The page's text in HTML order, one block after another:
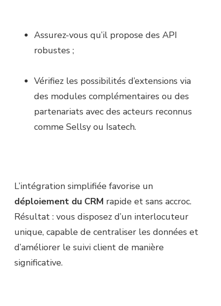
Assurez-vous qu’il propose des API
robustes ;
Vérifiez les possibilités d’extensions via
des modules complémentaires ou des
partenariats avec des acteurs reconnus
comme Sellsy ou Isatech.
L’intégration simplifiée favorise un
déploiement du CRM rapide et sans accroc.
Résultat : vous disposez d’un interlocuteur
unique, capable de centraliser les données et
d’améliorer le suivi client de manière
significative.